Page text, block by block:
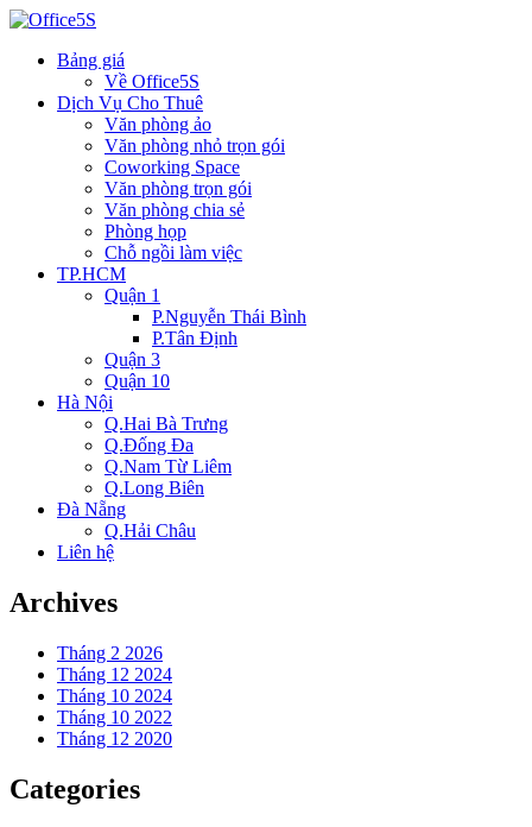
Bảng giá
Về Office5S
Dịch Vụ Cho Thuê
Văn phòng ảo
Văn phòng nhỏ trọn gói
Coworking Space
Văn phòng trọn gói
Văn phòng chia sẻ
Phòng họp
Chỗ ngồi làm việc
TP.HCM
Quận 1
P.Nguyễn Thái Bình
P.Tân Định
Quận 3
Quận 10
Hà Nội
Q.Hai Bà Trưng
Q.Đống Đa
Q.Nam Từ Liêm
Q.Long Biên
Đà Nẵng
Q.Hải Châu
Liên hệ
Archives
Tháng 2 2026
Tháng 12 2024
Tháng 10 2024
Tháng 10 2022
Tháng 12 2020
Categories